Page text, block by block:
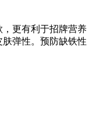
更有利于招牌营养
弹性。预防缺铁性